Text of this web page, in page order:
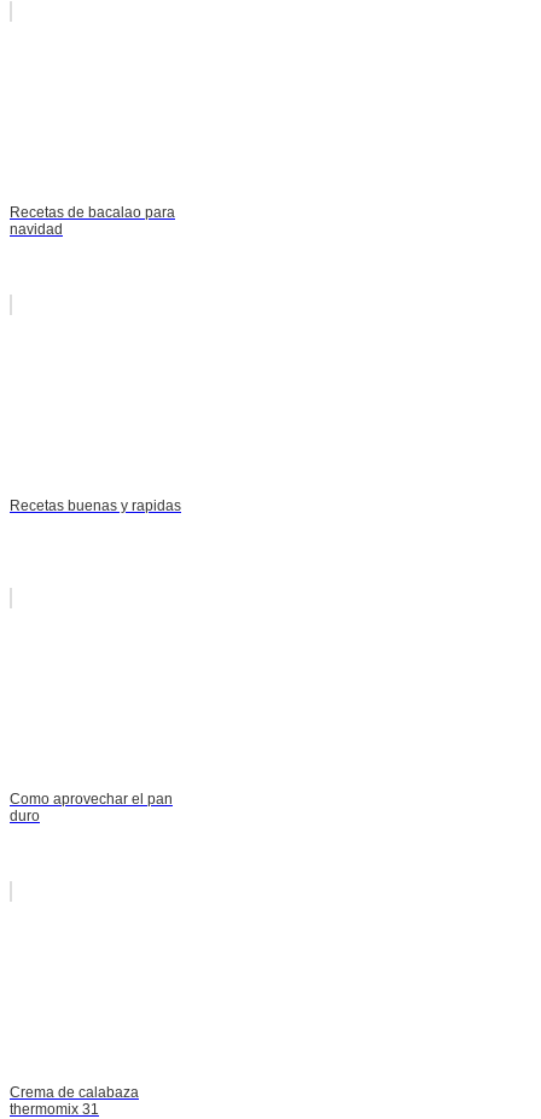
Recetas de bacalao para
navidad
Recetas buenas y rapidas
Como aprovechar el pan
duro
Crema de calabaza
thermomix 31